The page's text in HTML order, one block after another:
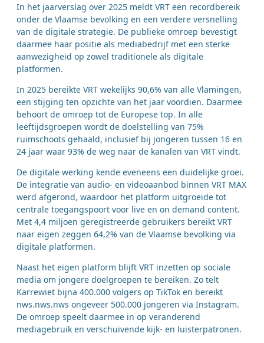
In het jaarverslag over 2025 meldt VRT een recordbereik
onder de Vlaamse bevolking en een verdere versnelling
van de digitale strategie. De publieke omroep bevestigt
daarmee haar positie als mediabedrijf met een sterke
aanwezigheid op zowel traditionele als digitale
platformen.
In 2025 bereikte VRT wekelijks 90,6% van alle Vlamingen,
een stijging ten opzichte van het jaar voordien. Daarmee
behoort de omroep tot de Europese top. In alle
leeftijdsgroepen wordt de doelstelling van 75%
ruimschoots gehaald, inclusief bij jongeren tussen 16 en
24 jaar waar 93% de weg naar de kanalen van VRT vindt.
De digitale werking kende eveneens een duidelijke groei.
De integratie van audio- en videoaanbod binnen VRT MAX
werd afgerond, waardoor het platform uitgroeide tot
centrale toegangspoort voor live en on demand content.
Met 4,4 miljoen geregistreerde gebruikers bereikt VRT
naar eigen zeggen 64,2% van de Vlaamse bevolking via
digitale platformen.
Naast het eigen platform blijft VRT inzetten op sociale
media om jongere doelgroepen te bereiken. Zo telt
Karrewiet bijna 400.000 volgers op TikTok en bereikt
nws.nws.nws ongeveer 500.000 jongeren via Instagram.
De omroep speelt daarmee in op veranderend
mediagebruik en verschuivende kijk- en luisterpatronen.